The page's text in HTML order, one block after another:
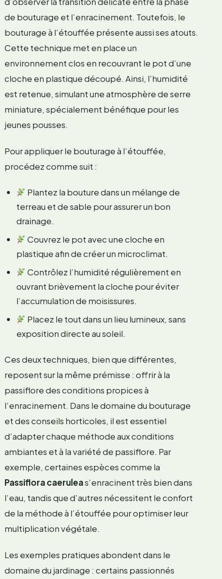
de bouturage et l’enracinement. Toutefois, le
bouturage à l’étouffée présente aussi ses atouts.
Cette technique met en place un
environnement clos en recouvrant le pot d’une
cloche en plastique découpé. Ainsi, l’humidité
est retenue, simulant une atmosphère de serre
miniature, spécialement bénéfique pour les
jeunes pousses.
Pour appliquer le bouturage à l’étouffée,
procédez comme suit :
Plantez la bouture dans un mélange de
terreau et de sable pour assurer un bon
drainage.
Couvrez le pot avec une cloche en
plastique afin de créer un microclimat.
Contrôlez l’humidité régulièrement en
ouvrant brièvement la cloche pour éviter
l’accumulation de moisissures.
Placez le tout dans un lieu lumineux, sans
exposition directe au soleil.
Ces deux techniques, bien que différentes,
reposent sur la même prémisse : offrir à la
passiflore des conditions propices à
l’enracinement. Dans le domaine du bouturage
et des conseils horticoles, il est essentiel
d’adapter chaque méthode aux conditions
ambiantes et à la variété de passiflore. Par
exemple, certaines espèces comme la
Passiflora caeruleas’enracinent très bien dans
l’eau, tandis que d’autres nécessitent le confort
de la méthode à l’étouffée pour optimiser leur
multiplication végétale.
Les exemples pratiques abondent dans le
domaine du jardinage : certains passionnés